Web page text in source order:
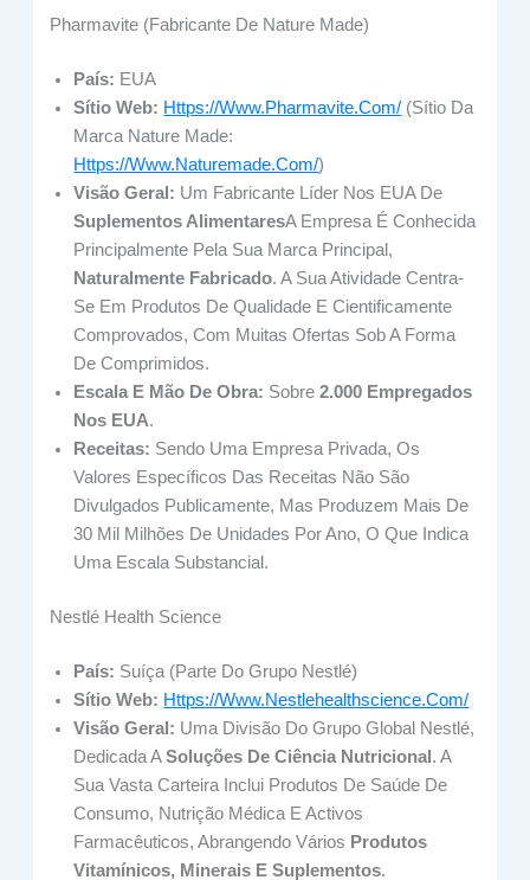
Pharmavite (Fabricante De Nature Made)
País: EUA
Sítio Web: Https://www.pharmavite.com/ (sítio Da
Marca Nature Made:
Https://www.naturemade.com/)
Visão Geral: Um Fabricante Líder Nos EUA De
Suplementos AlimentaresA Empresa É Conhecida
Principalmente Pela Sua Marca Principal,
Naturalmente Fabricado. A Sua Atividade Centra-
Se Em Produtos De Qualidade E Cientificamente
Comprovados, Com Muitas Ofertas Sob A Forma
De Comprimidos.
Escala E Mão De Obra: Sobre2.000 Empregados
Nos EUA.
Receitas: Sendo Uma Empresa Privada, Os
Valores Específicos Das Receitas Não São
Divulgados Publicamente, Mas Produzem Mais De
30 Mil Milhões De Unidades Por Ano, O Que Indica
Uma Escala Substancial.
Nestlé Health Science
País: Suíça (Parte Do Grupo Nestlé)
Sítio Web: Https://www.nestlehealthscience.com/
Visão Geral: Uma Divisão Do Grupo Global Nestlé,
Dedicada ASoluções De Ciência Nutricional . A
Sua Vasta Carteira Inclui Produtos De Saúde De
Consumo, Nutrição Médica E Activos
Farmacêuticos, Abrangendo Vários Produtos
Vitamínicos, Minerais E Suplementos.